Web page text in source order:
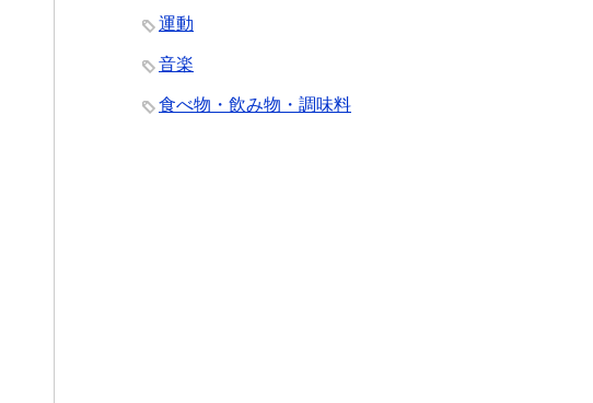
運動
音楽
食べ物・飲み物・調味料